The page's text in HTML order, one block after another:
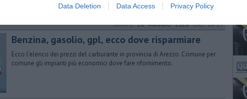
Data Deletion Data Access Privacy Policy
SABATO16 MAGGIO 2026ORE 09:15
​Benzina, gasolio, gpl, ecco dove risparmiare
Ecco l'elenco dei prezzi del carburante in provincia di Arezzo. Comune per
comune gli impianti più economici dove fare rifornimento.